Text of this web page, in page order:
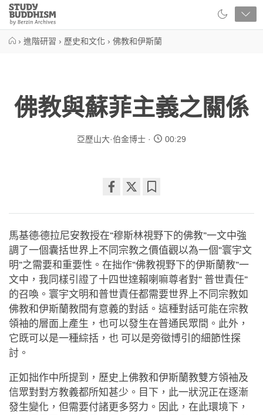
Close
Study
Buddhism
› 進階研習 › 歷史和文化 › 佛教和伊斯蘭
佛教與蘇菲主義之關係
亞歷山大·伯金博士 00:29
on
facebook
馬基德·德拉尼安教授在“穆斯林視野下的佛教”一文中強
調了一個囊括世界上不同宗教之價值觀以為一個“寰宇文
明”之需要和重要性。在拙作“佛教視野下的伊斯蘭教”一
文中，我同樣引證了十四世達賴喇嘛尊者對“ 普世責任”
的召喚。寰宇文明和普世責任都需要世界上不同宗教如
佛教和伊斯蘭教間有意義的對話。這種對話可能在宗教
領袖的層面上產生，也可以發生在普通民眾間。此外，
它既可以是一種綜括，也 可以是旁徵博引的細節性探
討。
正如拙作中所提到，歷史上佛教和伊斯蘭教雙方領袖及
信眾對對方教義都所知甚少。目下，此一狀況正在逐漸
發生變化，但需要付諸更多努力。因此，在此環境下，